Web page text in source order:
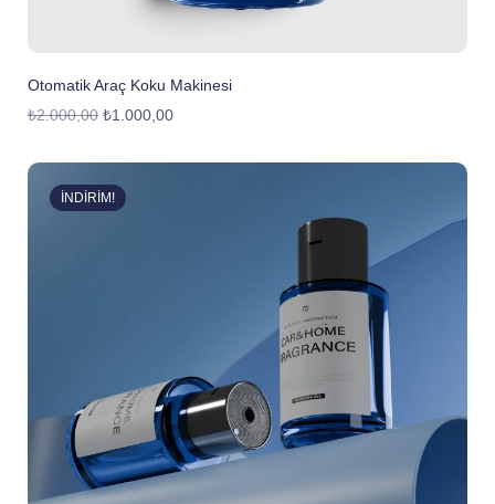
Otomatik Araç Koku Makinesi
₺2.000,00 ₺1.000,00
İNDIRIM!